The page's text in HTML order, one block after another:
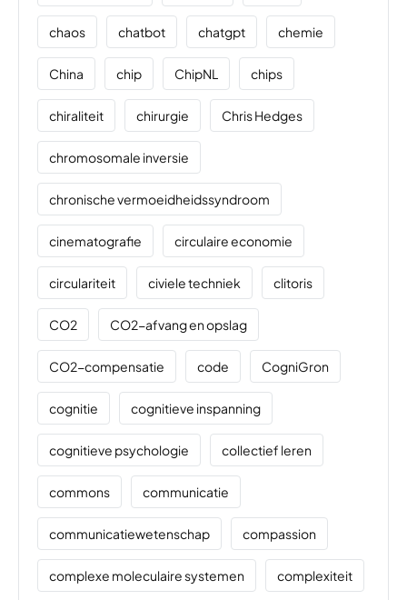
chaos chatbot chatgpt chemie
China chip ChipNL chips
chiraliteit chirurgie Chris Hedges
chromosomale inversie
chronische vermoeidheidssyndroom
cinematografie circulaire economie
circulariteit civiele techniek clitoris
CO2 CO2-afvang en opslag
CO2-compensatie code CogniGron
cognitie cognitieve inspanning
cognitieve psychologie collectief leren
commons communicatie
communicatiewetenschap compassion
complexe moleculaire systemen complexiteit